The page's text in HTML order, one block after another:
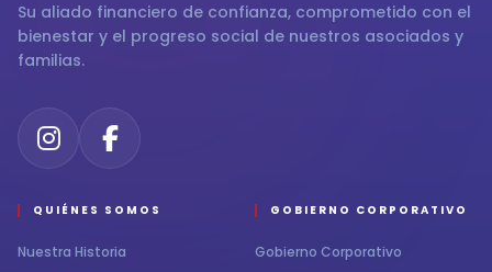
Su aliado financiero de confianza, comprometido con el
bienestar y el progreso social de nuestros asociados y
familias.
QUIÉNES SOMOS
Nuestra Historia
GOBIERNO CORPORATIVO
Gobierno Corporativo